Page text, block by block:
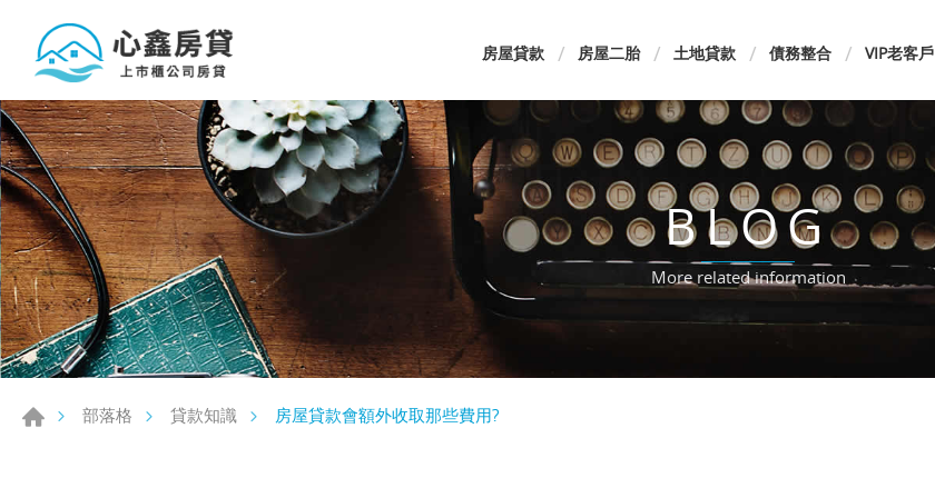
房屋貸款 房屋二胎 土地貸款 債務整合 VIP老客戶
BLOG
More related information
部落格 貸款知識 房屋貸款會額外收取那些費用?